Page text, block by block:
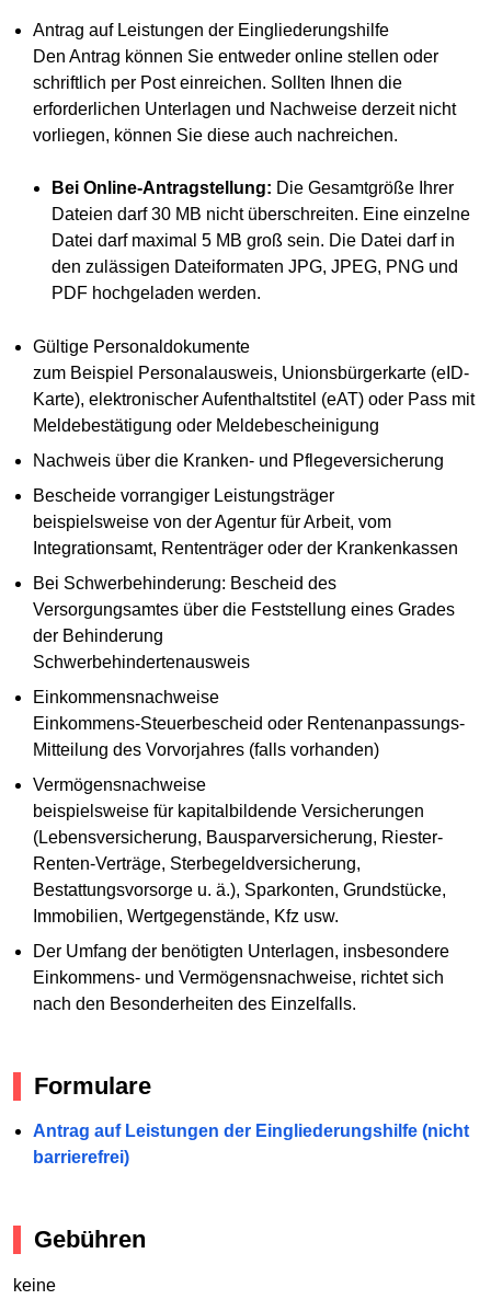
Antrag auf Leistungen der Eingliederungshilfe
Den Antrag können Sie entweder online stellen oder
schriftlich per Post einreichen. Sollten Ihnen die
erforderlichen Unterlagen und Nachweise derzeit nicht
vorliegen, können Sie diese auch nachreichen.
Bei Online-Antragstellung: Die Gesamtgröße Ihrer
Dateien darf 30 MB nicht überschreiten. Eine einzelne
Datei darf maximal 5 MB groß sein. Die Datei darf in
den zulässigen Dateiformaten JPG, JPEG, PNG und
PDF hochgeladen werden.
Gültige Personaldokumente
zum Beispiel Personalausweis, Unionsbürgerkarte (eID-
Karte), elektronischer Aufenthaltstitel (eAT) oder Pass mit
Meldebestätigung oder Meldebescheinigung
Nachweis über die Kranken- und Pflegeversicherung
Bescheide vorrangiger Leistungsträger
beispielsweise von der Agentur für Arbeit, vom
Integrationsamt, Rententräger oder der Krankenkassen
Bei Schwerbehinderung: Bescheid des
Versorgungsamtes über die Feststellung eines Grades
der Behinderung
Schwerbehindertenausweis
Einkommensnachweise
Einkommens-Steuerbescheid oder Rentenanpassungs-
Mitteilung des Vorvorjahres (falls vorhanden)
Vermögensnachweise
beispielsweise für kapitalbildende Versicherungen
(Lebensversicherung, Bausparversicherung, Riester-
Renten-Verträge, Sterbegeldversicherung,
Bestattungsvorsorge u. ä.), Sparkonten, Grundstücke,
Immobilien, Wertgegenstände, Kfz usw.
Der Umfang der benötigten Unterlagen, insbesondere
Einkommens- und Vermögensnachweise, richtet sich
nach den Besonderheiten des Einzelfalls.
Formulare
Antrag auf Leistungen der Eingliederungshilfe (nicht
barrierefrei)
Gebühren
keine